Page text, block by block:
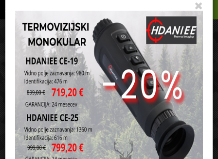
Podrobno Košarica
it de
Vaša košarica je še prazna